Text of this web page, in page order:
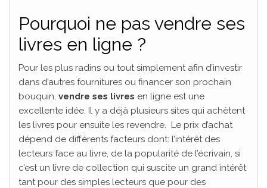
Pourquoi ne pas vendre ses
livres en ligne ?
Pour les plus radins ou tout simplement afin d’investir
dans d’autres fournitures ou financer son prochain
bouquin, vendre ses livres en ligne est une
excellente idée. Il y a déjà plusieurs sites qui achètent
les livres pour ensuite les revendre. Le prix d’achat
dépend de différents facteurs dont: l’intérêt des
lecteurs face au livre, de la popularité de l’écrivain, si
c’est un livre de collection qui suscite un grand intérêt
tant pour des simples lecteurs que pour des